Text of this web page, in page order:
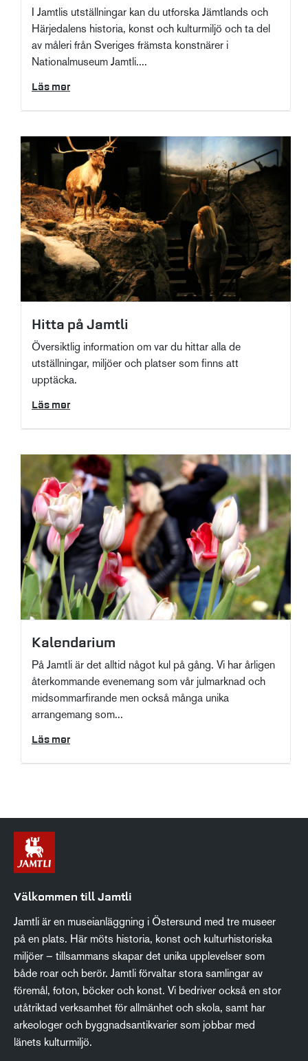
I Jamtlis utställningar kan du utforska Jämtlands och
Härjedalens historia, konst och kulturmiljö och ta del
av måleri från Sveriges främsta konstnärer i
Nationalmuseum Jamtli....
Läs mer
Hitta på Jamtli
Översiktlig information om var du hittar alla de
utställningar, miljöer och platser som finns att
upptäcka.
Läs mer
Kalendarium
På Jamtli är det alltid något kul på gång. Vi har årligen
återkommande evenemang som vår julmarknad och
midsommarfirande men också många unika
arrangemang som...
Läs mer
Välkommen till Jamtli
Jamtli är en museianläggning i Östersund med tre museer
på en plats. Här möts historia, konst och kulturhistoriska
miljöer – tillsammans skapar det unika upplevelser som
både roar och berör. Jamtli förvaltar stora samlingar av
föremål, foton, böcker och konst. Vi bedriver också en stor
utåtriktad verksamhet för allmänhet och skola, samt har
arkeologer och byggnadsantikvarier som jobbar med
länets kulturmiljö.